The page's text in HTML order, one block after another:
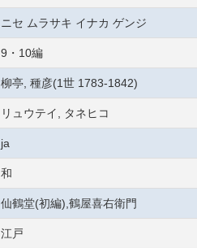
ニセ ムラサキ イナカ ゲンジ
9・10編
柳亭, 種彦(1世 1783-1842)
リュウテイ, タネヒコ
ja
和
仙鶴堂(初編),鶴屋喜右衛門
江戸